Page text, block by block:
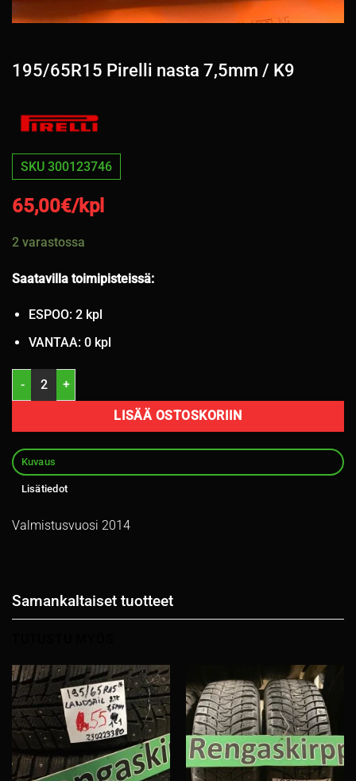
195/65R15 Pirelli nasta 7,5mm / K9
SKU 300123746
65,00€/kpl
2 varastossa
Saatavilla toimipisteissä:
ESPOO: 2 kpl
VANTAA: 0 kpl
195/65R15 Pirelli nasta 7,5mm / K9 määrä
LISÄÄ OSTOSKORIIN
Kuvaus
Lisätiedot
Valmistusvuosi 2014
Samankaltaiset tuotteet